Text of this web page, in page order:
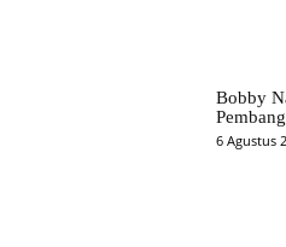
Bobby
6 Agustus